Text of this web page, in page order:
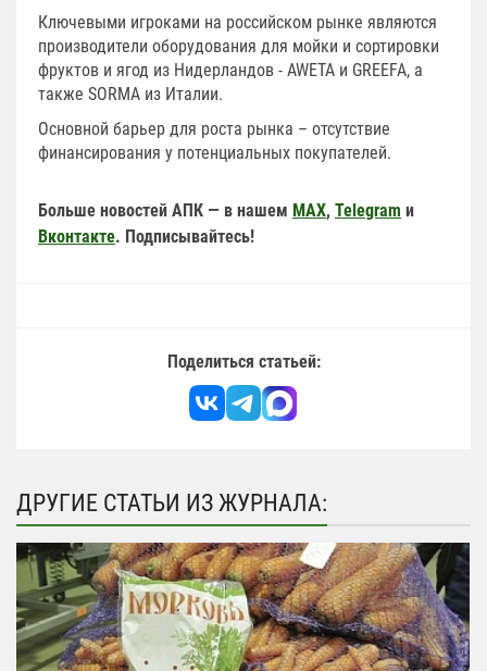
Ключевыми игроками на российском рынке являются
производители оборудования для мойки и сортировки
фруктов и ягод из Нидерландов - AWETA и GREEFA, а
также SORMA из Италии.
Основной барьер для роста рынка – отсутствие
финансирования у потенциальных покупателей.
Больше новостей АПК — в нашем MAX, Telegram и
Вконтакте. Подписывайтесь!
Поделиться статьей:
ДРУГИЕ СТАТЬИ ИЗ ЖУРНАЛА: